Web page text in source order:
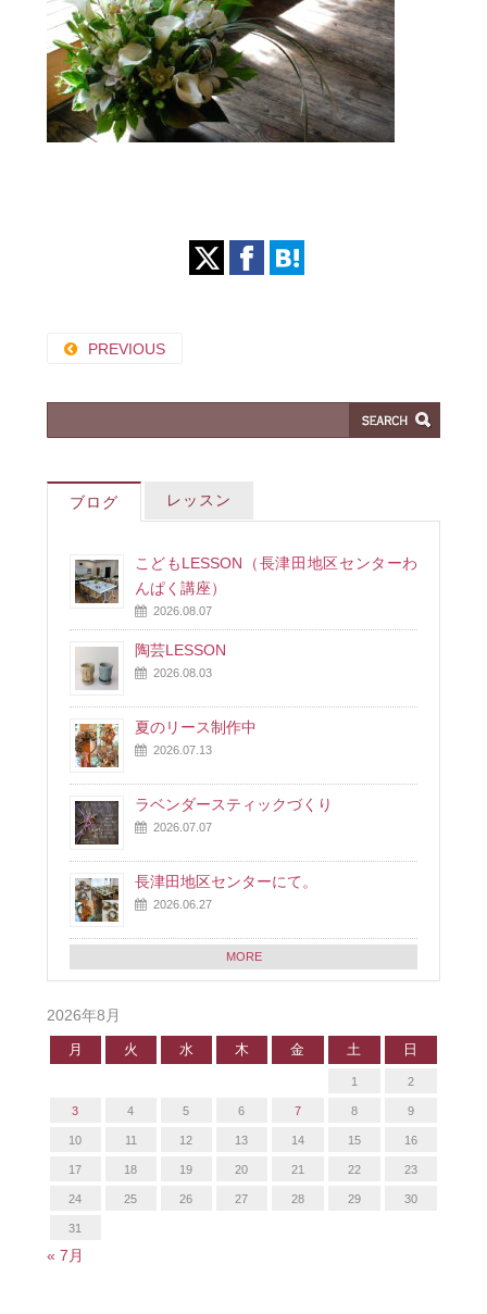
PREVIOUS
ブログ レッスン
こどもLESSON（長津田地区センターわ
んぱく講座）
2026.08.07
陶芸LESSON
2026.08.03
夏のリース制作中
2026.07.13
ラベンダースティックづくり
2026.07.07
長津田地区センターにて。
2026.06.27
MORE
2026年8月
月 火 水 木 金 土 日
1 2
3 4 5 6 7 8 9
10 11 12 13 14 15 16
17 18 19 20 21 22 23
24 25 26 27 28 29 30
31
« 7月